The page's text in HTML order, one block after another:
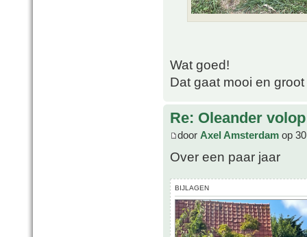
Wat goed!
Dat gaat mooi en
Re: Oleander
door Axel Amsterdam op
Over een paar jaar
BIJLAGEN